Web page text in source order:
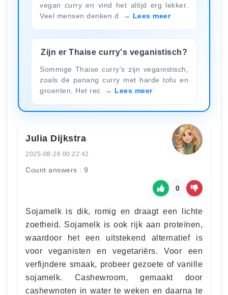
vegan curry en vind het altijd erg lekker.
Veel mensen denken d
Lees meer
Zijn er Thaise curry's veganistisch?
Sommige Thaise curry's zijn veganistisch,
zoals de panang curry met harde tofu en
groenten. Het rec
Lees meer
Julia Dijkstra
2025-08-26 00:22:42
Count answers : 9
0
Sojamelk is dik, romig en draagt een lichte
zoetheid. Sojamelk is ook rijk aan proteïnen,
waardoor het een uitstekend alternatief is
voor veganisten en vegetariërs. Voor een
verfijndere smaak, probeer gezoete of vanille
sojamelk. Cashewroom, gemaakt door
cashewnoten in water te weken en daarna te